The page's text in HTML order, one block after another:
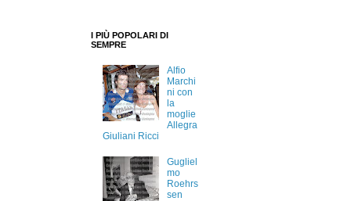
I PIÙ POPOLARI DI
SEMPRE
Alfio
Marchi
ni con
la
moglie
Allegra
Giuliani Ricci
Gugliel
mo
Roehrs
sen